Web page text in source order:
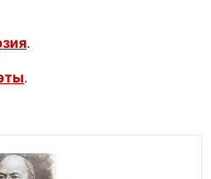
.
.